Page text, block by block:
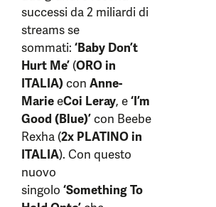
successi da 2 miliardi di
streams se
sommati: ‘Baby Don’t
Hurt Me’ (ORO in
ITALIA)con Anne-
MarieeCoi Leray, e‘I’m
Good (Blue)’con Beebe
Rexha (2x PLATINO in
ITALIA). Con questo
nuovo
singolo ‘Something To